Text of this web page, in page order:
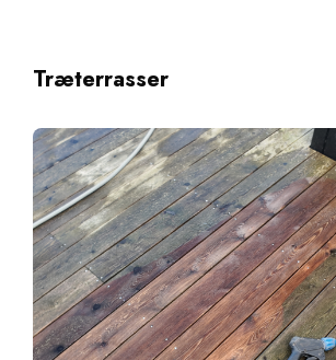
Træterrasser